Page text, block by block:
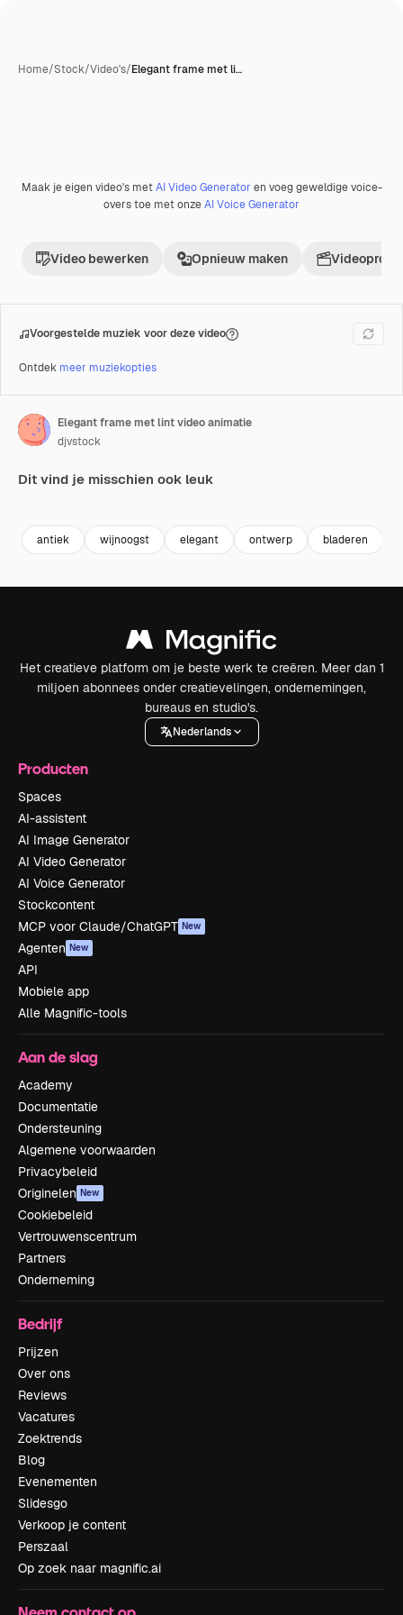
Home/Stock/Video's/Elegant frame met li…
Premium
Maak je eigen video's metAI Video Generator en voeg geweldige voice-
overs toe met onzeAI Voice Generator
Video bewerken Opnieuw maken
Voorgestelde muziek voor deze video
Ontdek meer muziekopties
Elegant frame met lint video animatie
djvstock
Dit vind je misschien ook leuk
antiek wijnoogst elegant ontwerp bladeren
Het creatieve platform om je beste werk te creëren. Meer dan 1
miljoen abonnees onder creatievelingen, ondernemingen,
bureaus en studio's.
Nederlands
Producten
Spaces
AI-assistent
AI Image Generator
AI Video Generator
AI Voice Generator
Stockcontent
MCP voor Claude/ChatGPT New
Agenten New
API
Mobiele app
Alle Magnific-tools
Aan de slag
Academy
Documentatie
Ondersteuning
Algemene voorwaarden
Privacybeleid
Originelen New
Cookiebeleid
Vertrouwenscentrum
Partners
Onderneming
Bedrijf
Prijzen
Over ons
Reviews
Vacatures
Zoektrends
Blog
Evenementen
Slidesgo
Verkoop je content
Perszaal
Op zoek naar magnific.ai